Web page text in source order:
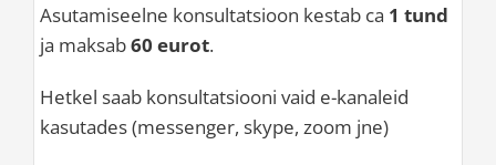
Asutamiseelne konsultatsioon kestab ca 1 tund
ja maksab60 eurot.
Hetkel saab konsultatsiooni vaid e-kanaleid
kasutades (messenger, skype, zoom jne)